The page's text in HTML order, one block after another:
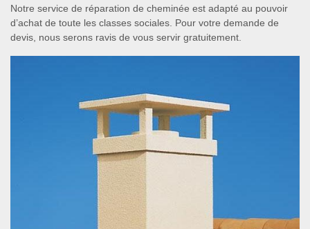
Notre service de réparation de cheminée est adapté au pouvoir
d’achat de toute les classes sociales. Pour votre demande de
devis, nous serons ravis de vous servir gratuitement.